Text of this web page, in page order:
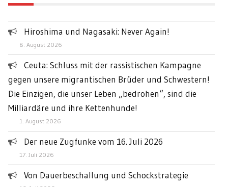
Hiroshima und Nagasaki: Never Again!
8. August 2026
Ceuta: Schluss mit der rassistischen Kampagne
gegen unsere migrantischen Brüder und Schwestern!
Die Einzigen, die unser Leben „bedrohen“, sind die
Milliardäre und ihre Kettenhunde!
1. August 2026
Der neue Zugfunke vom 16. Juli 2026
17. Juli 2026
Von Dauerbeschallung und Schockstrategie